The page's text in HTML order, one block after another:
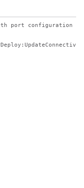
eth port configuration on